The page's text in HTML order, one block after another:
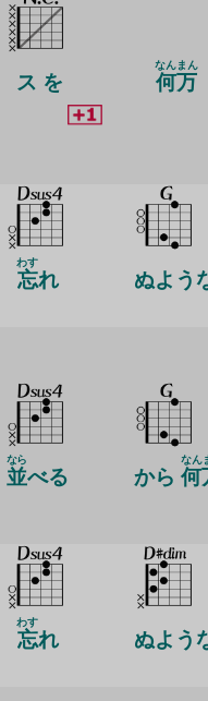
ス を 何万
なんまん
忘
わす
れ ぬよう
並
なら
べる から 何
なん
忘
わす
れ ぬよう